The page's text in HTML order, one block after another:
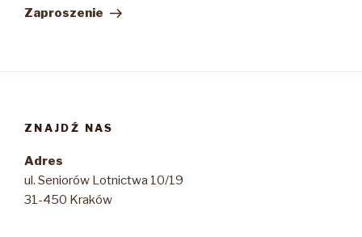
wpis
Zaproszenie
ZNAJDŹ NAS
Adres
ul. Seniorów Lotnictwa 10/19
31-450 Kraków